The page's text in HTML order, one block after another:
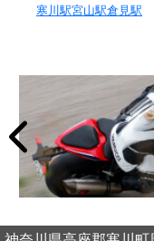
寒川駅宮山駅倉見駅